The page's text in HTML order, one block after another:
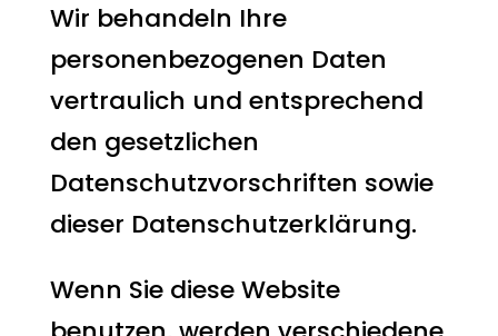
Wir behandeln Ihre
personenbezogenen Daten
vertraulich und entsprechend
den gesetzlichen
Datenschutzvorschriften sowie
dieser Datenschutzerklärung.
Wenn Sie diese Website